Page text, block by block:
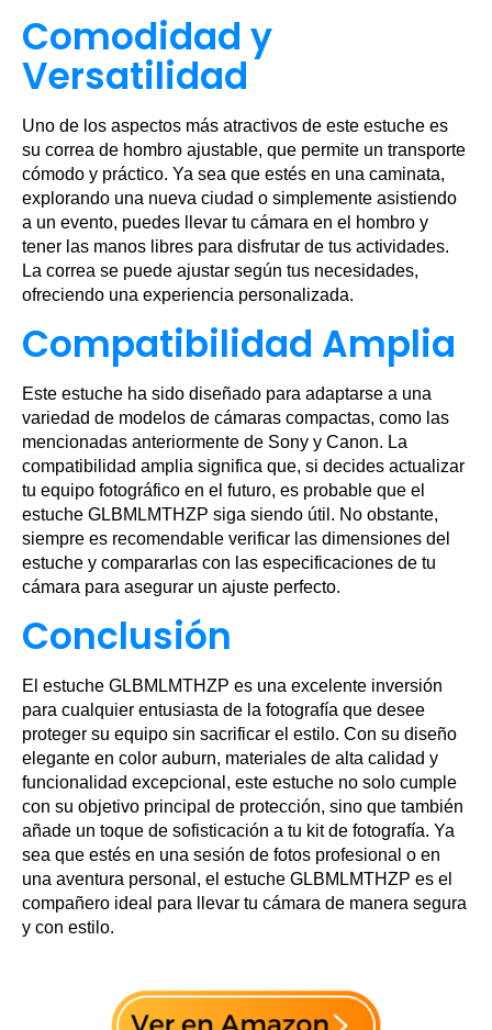
Comodidad y
Versatilidad
Uno de los aspectos más atractivos de este estuche es
su correa de hombro ajustable, que permite un transporte
cómodo y práctico. Ya sea que estés en una caminata,
explorando una nueva ciudad o simplemente asistiendo
a un evento, puedes llevar tu cámara en el hombro y
tener las manos libres para disfrutar de tus actividades.
La correa se puede ajustar según tus necesidades,
ofreciendo una experiencia personalizada.
Compatibilidad Amplia
Este estuche ha sido diseñado para adaptarse a una
variedad de modelos de cámaras compactas, como las
mencionadas anteriormente de Sony y Canon. La
compatibilidad amplia significa que, si decides actualizar
tu equipo fotográfico en el futuro, es probable que el
estuche GLBMLMTHZP siga siendo útil. No obstante,
siempre es recomendable verificar las dimensiones del
estuche y compararlas con las especificaciones de tu
cámara para asegurar un ajuste perfecto.
Conclusión
El estuche GLBMLMTHZP es una excelente inversión
para cualquier entusiasta de la fotografía que desee
proteger su equipo sin sacrificar el estilo. Con su diseño
elegante en color auburn, materiales de alta calidad y
funcionalidad excepcional, este estuche no solo cumple
con su objetivo principal de protección, sino que también
añade un toque de sofisticación a tu kit de fotografía. Ya
sea que estés en una sesión de fotos profesional o en
una aventura personal, el estuche GLBMLMTHZP es el
compañero ideal para llevar tu cámara de manera segura
y con estilo.